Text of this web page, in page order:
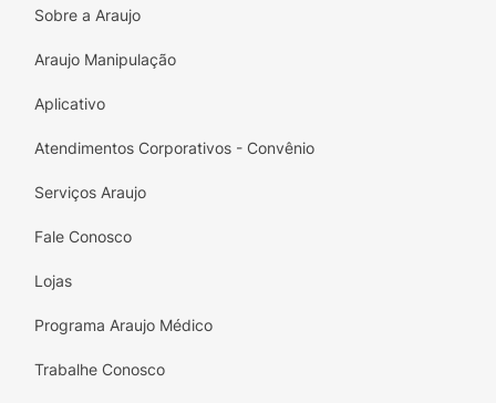
Sobre a Araujo
Araujo Manipulação
Aplicativo
Atendimentos Corporativos - Convênio
Serviços Araujo
Fale Conosco
Lojas
Programa Araujo Médico
Trabalhe Conosco